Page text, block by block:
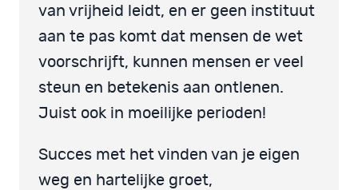
van vrijheid leidt, en er geen instituut
aan te pas komt dat mensen de wet
voorschrijft, kunnen mensen er veel
steun en betekenis aan ontlenen.
Juist ook in moeilijke perioden!
Succes met het vinden van je eigen
weg en hartelijke groet,